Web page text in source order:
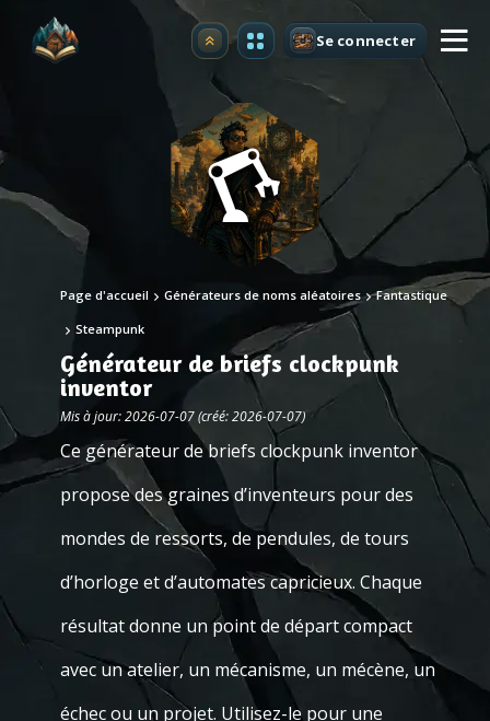
Premium Se connecter
Page d'accueil Générateurs de noms aléatoires Fantastique
Steampunk
Générateur de briefs clockpunk
inventor
Mis à jour: 2026-07-07 (créé: 2026-07-07)
Ce générateur de briefs clockpunk inventor
propose des graines d’inventeurs pour des
mondes de ressorts, de pendules, de tours
d’horloge et d’automates capricieux. Chaque
résultat donne un point de départ compact
avec un atelier, un mécanisme, un mécène, un
échec ou un projet. Utilisez-le pour une